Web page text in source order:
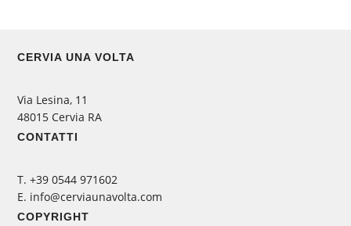
CERVIA UNA VOLTA
Via Lesina, 11
48015 Cervia RA
CONTATTI
‭T. +39 0544 971602
E. info@cerviaunavolta.com
COPYRIGHT